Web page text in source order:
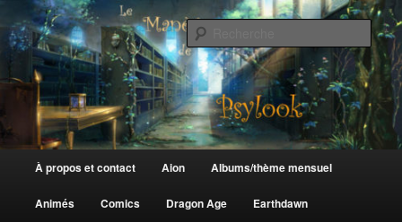
au
contenu
principal
au
contenu
secondaire
Le Manège de Psylook
principal
À propos et contact Aion Albums/thème mensuel
Animés Comics Dragon Age Earthdawn